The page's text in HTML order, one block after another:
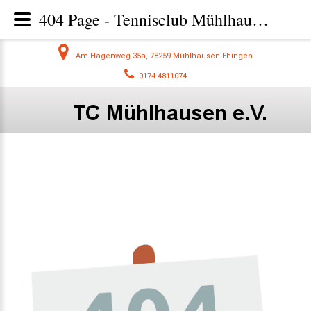
Am Hagenweg 35a, 78259 Mühlhausen-Ehingen
0174 4811074
404 Page - Tennisclub Mühlhausen - Tennis im Hegau beim TC Mühlhausen